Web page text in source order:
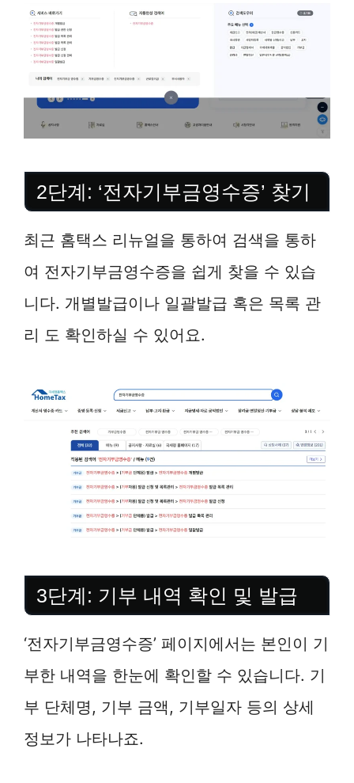
2단계: ‘전자기부금영수증’ 찾기
최근 홈택스 리뉴얼을 통하여 검색을 통하
여 전자기부금영수증을 쉽게 찾을 수 있습
니다. 개별발급이나 일괄발급 혹은 목록 관
리 도 확인하실 수 있어요.
3단계: 기부 내역 확인 및 발급
‘전자기부금영수증’ 페이지에서는 본인이 기
부한 내역을 한눈에 확인할 수 있습니다. 기
부 단체명, 기부 금액, 기부일자 등의 상세
정보가 나타나죠.